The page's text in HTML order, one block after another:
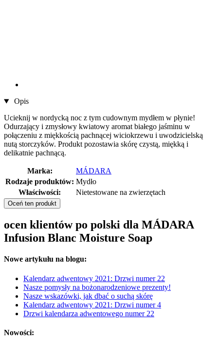
Opis
Ucieknij w nordycką noc z tym cudownym mydłem w płynie!
Odurzający i zmysłowy kwiatowy aromat białego jaśminu w
połączeniu z miękkością pachnącej wiciokrzewu i uwodzicielską
nutą storczyków. Produkt pozostawia skórę czystą, miękką i
delikatnie pachnącą.
Marka:
MÁDARA
Rodzaje produktów: Mydło
Właściwości:
Nietestowane na zwierzętach
Oceń ten produkt
ocen klientów po polski dla MÁDARA
Infusion Blanc Moisture Soap
Nowe artykułu na blogu:
Kalendarz adwentowy 2021: Drzwi numer 22
Nasze pomysły na bożonarodzeniowe prezenty!
Nasze wskazówki, jak dbać o suchą skórę
Kalendarz adwentowy 2021: Drzwi numer 4
Drzwi kalendarza adwentowego numer 22
Nowości: